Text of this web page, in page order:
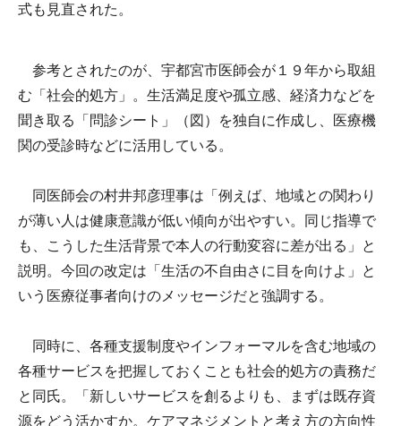
式も見直された。
参考とされたのが、宇都宮市医師会が１９年から取組
む「社会的処方」。生活満足度や孤立感、経済力などを
聞き取る「問診シート」（図）を独自に作成し、医療機
関の受診時などに活用している。
同医師会の村井邦彦理事は「例えば、地域との関わり
が薄い人は健康意識が低い傾向が出やすい。同じ指導で
も、こうした生活背景で本人の行動変容に差が出る」と
説明。今回の改定は「生活の不自由さに目を向けよ」と
いう医療従事者向けのメッセージだと強調する。
同時に、各種支援制度やインフォーマルを含む地域の
各種サービスを把握しておくことも社会的処方の責務だ
と同氏。「新しいサービスを創るよりも、まずは既存資
源をどう活かすか。ケアマネジメントと考え方の方向性